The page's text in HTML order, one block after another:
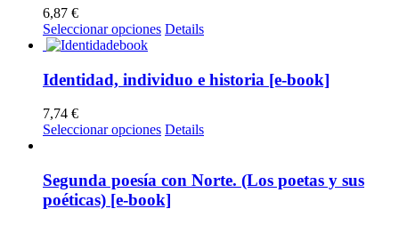
opciones
se
elegir
en
de
6,87 €
Seleccionar opciones Este
múltiples
variantes.
opciones
se
elegir
en
la
Details
Identidad, individuo e historia [e-book]
7,74 €
Seleccionar opciones Este
múltiples
variantes.
Las
Details
Segunda poesía con Norte. (Los poetas y sus
poéticas) [e-book]